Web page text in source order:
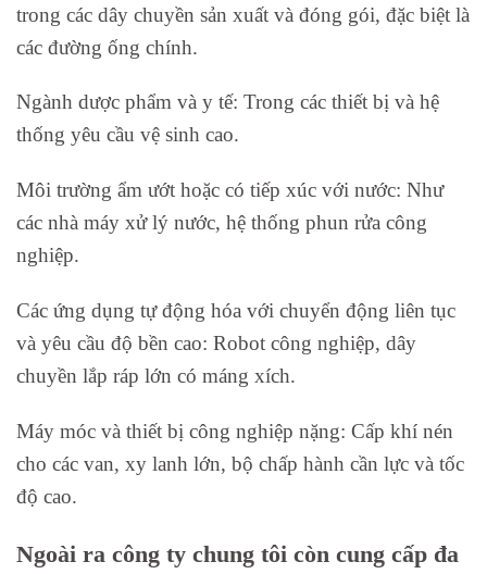
trong các dây chuyền sản xuất và đóng gói, đặc biệt là
các đường ống chính.
Ngành dược phẩm và y tế: Trong các thiết bị và hệ
thống yêu cầu vệ sinh cao.
Môi trường ẩm ướt hoặc có tiếp xúc với nước: Như
các nhà máy xử lý nước, hệ thống phun rửa công
nghiệp.
Các ứng dụng tự động hóa với chuyển động liên tục
và yêu cầu độ bền cao: Robot công nghiệp, dây
chuyền lắp ráp lớn có máng xích.
Máy móc và thiết bị công nghiệp nặng: Cấp khí nén
cho các van, xy lanh lớn, bộ chấp hành cần lực và tốc
độ cao.
Ngoài ra công ty chung tôi còn cung cấp đa